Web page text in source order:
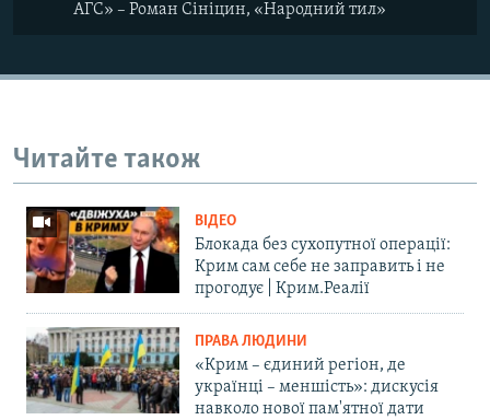
АГС» – Роман Сініцин, «Народний тил»
Читайте також
ВІДЕО
Блокада без сухопутної операції:
Крим сам себе не заправить і не
прогодує | Крим.Реалії
ПРАВА ЛЮДИНИ
«Крим – єдиний регіон, де
українці – меншість»: дискусія
навколо нової пам'ятної дати